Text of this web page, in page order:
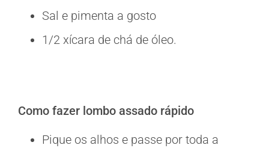
Sal e pimenta a gosto
1/2 xícara de chá de óleo.
Como fazer lombo assado rápido
Pique os alhos e passe por toda a